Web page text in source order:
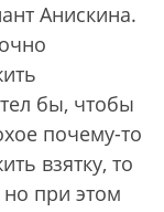
Анискина.
бы, чтобы
почему-то
взятку, то
но при этом